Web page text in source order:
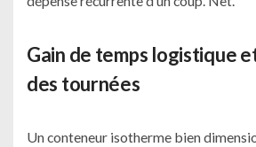
Gain de temps logistique
des tournées
Un conteneur isotherme bien